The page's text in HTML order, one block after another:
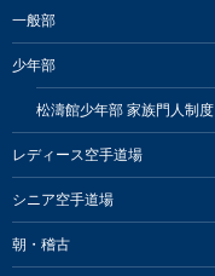
一般部
少年部
松濤館少年部 家族門人制度
レディース空手道場
シニア空手道場
朝・稽古